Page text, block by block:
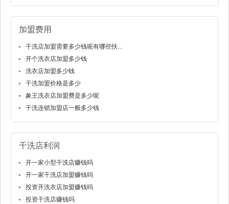
加盟费用
干洗店加盟需要多少钱呢有哪些扶...
开个洗衣店加盟多少钱
洗衣店加盟多少钱
干洗加盟价格是多少
象王洗衣店加盟费是多少呢
干洗连锁加盟店一般多少钱
干洗店利润
开一家小型干洗店赚钱吗
开一家干洗店加盟赚钱吗
投资开洗衣店加盟赚钱吗
投资干洗店赚钱吗